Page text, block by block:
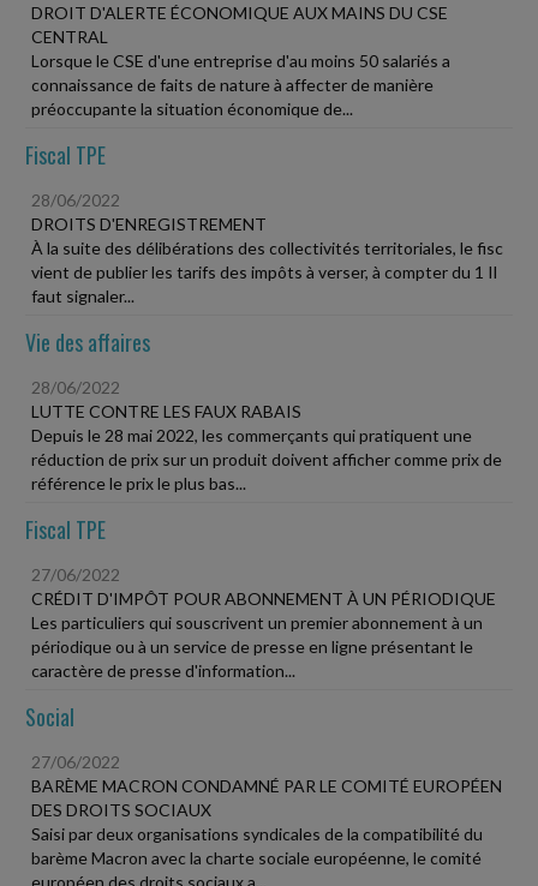
DROIT D'ALERTE ÉCONOMIQUE AUX MAINS DU CSE
CENTRAL
Lorsque le CSE d'une entreprise d'au moins 50 salariés a
connaissance de faits de nature à affecter de manière
préoccupante la situation économique de...
Fiscal TPE
28/06/2022
DROITS D'ENREGISTREMENT
À la suite des délibérations des collectivités territoriales, le fisc
vient de publier les tarifs des impôts à verser, à compter du 1 Il
faut signaler...
Vie des affaires
28/06/2022
LUTTE CONTRE LES FAUX RABAIS
Depuis le 28 mai 2022, les commerçants qui pratiquent une
réduction de prix sur un produit doivent afficher comme prix de
référence le prix le plus bas...
Fiscal TPE
27/06/2022
CRÉDIT D'IMPÔT POUR ABONNEMENT À UN PÉRIODIQUE
Les particuliers qui souscrivent un premier abonnement à un
périodique ou à un service de presse en ligne présentant le
caractère de presse d'information...
Social
27/06/2022
BARÈME MACRON CONDAMNÉ PAR LE COMITÉ EUROPÉEN
DES DROITS SOCIAUX
Saisi par deux organisations syndicales de la compatibilité du
barème Macron avec la charte sociale européenne, le comité
européen des droits sociaux a...